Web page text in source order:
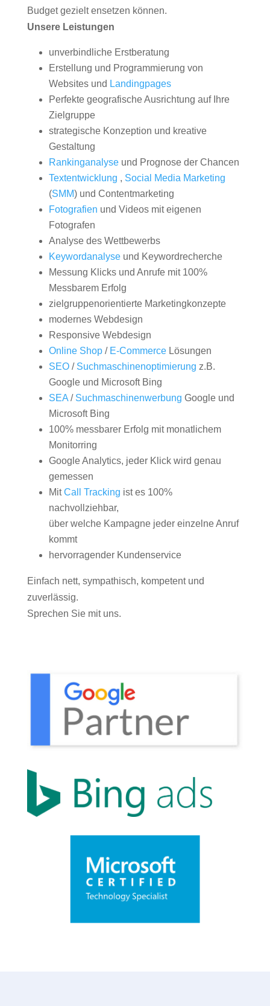
Budget gezielt ensetzen können.
Unsere Leistungen
unverbindliche Erstberatung
Erstellung und Programmierung von
Websites und Landingpages
Perfekte geografische Ausrichtung auf Ihre
Zielgruppe
strategische Konzeption und kreative
Gestaltung
Rankinganalyseund Prognose der Chancen
Textentwicklung , Social Media Marketing
(SMM) und Contentmarketing
Fotografien und Videos mit eigenen
Fotografen
Analyse des Wettbewerbs
Keywordanalyseund Keywordrecherche
Messung Klicks und Anrufe mit 100%
Messbarem Erfolg
zielgruppenorientierte Marketingkonzepte
modernes Webdesign
Responsive Webdesign
Online Shop/ E-CommerceLösungen
SEO/ Suchmaschinenoptimierung z.B.
Google und Microsoft Bing
SEA/ Suchmaschinenwerbung Google und
Microsoft Bing
100% messbarer Erfolg mit monatlichem
Monitorring
Google Analytics, jeder Klick wird genau
gemessen
MitCall Tracking ist es 100%
nachvollziehbar,
über welche Kampagne jeder einzelne Anruf
kommt
hervorragender Kundenservice
Einfach nett, sympathisch, kompetent und
zuverlässig.
Sprechen Sie mit uns.